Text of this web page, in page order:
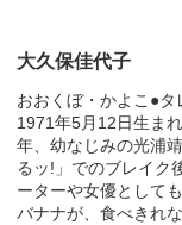
大久保佳代子
おおくぼ・かよこ●タ
1971年5月12日生ま
年、幼なじみの光浦
るッ!」でのブレイク
ーターや女優として
バナナが、食べきれ